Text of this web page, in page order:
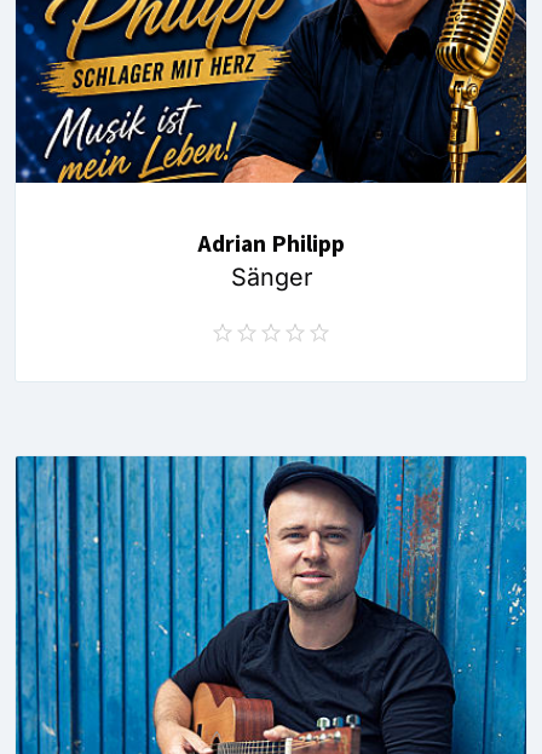
Adrian Philipp
Sänger